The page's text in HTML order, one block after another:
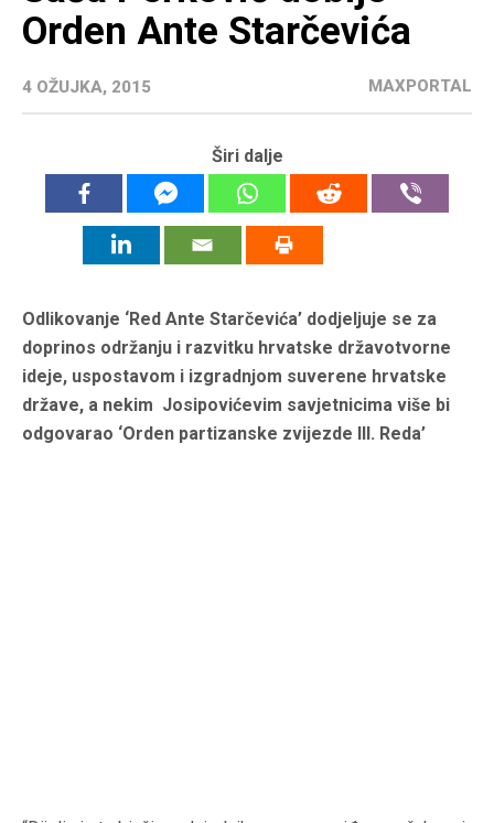
Orden Ante Starčevića
4 OŽUJKA, 2015 MAXPORTAL
Širi dalje
Odlikovanje ‘Red Ante Starčevića’ dodjeljuje se za
doprinos održanju i razvitku hrvatske državotvorne
ideje, uspostavom i izgradnjom suverene hrvatske
države, a nekim Josipovićevim savjetnicima više bi
odgovarao ‘Orden partizanske zvijezde III. Reda’